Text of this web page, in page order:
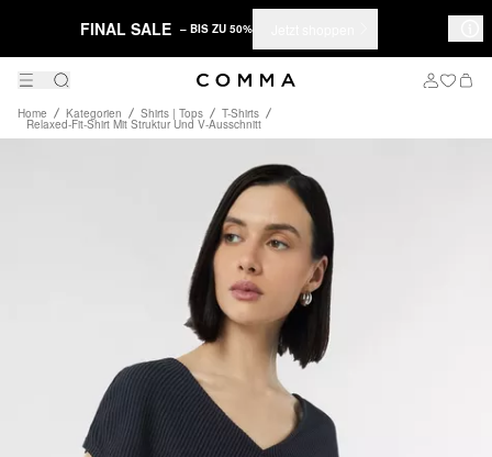
FINAL SALE – BIS ZU 50%
Home Kategorien Shirts | Tops T-Shirts
Relaxed-Fit-Shirt Mit Struktur Und V-Ausschnitt